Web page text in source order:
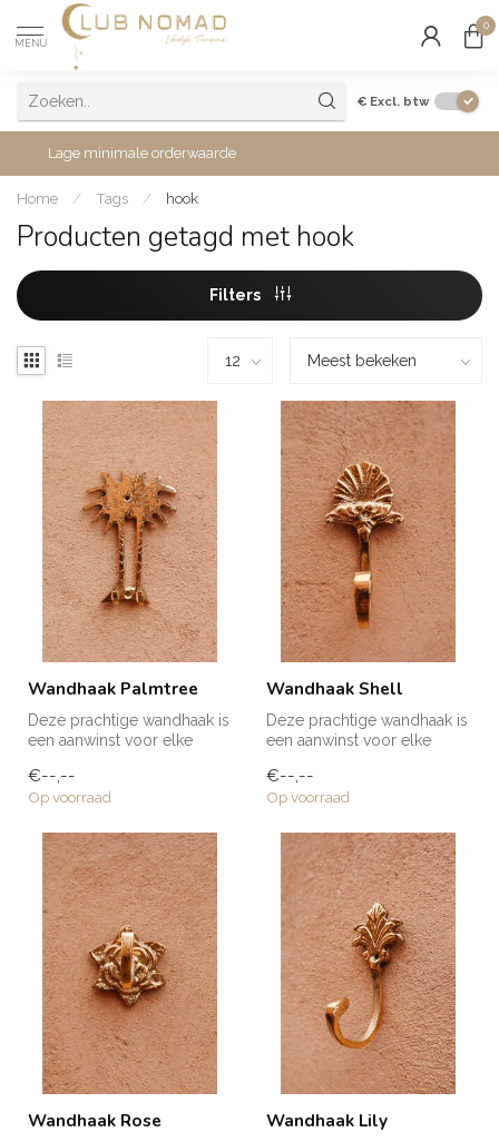
MENU
0
€ Excl. btw
Lage minimale orderwaarde
Home / Tags / hook
Producten getagd met hook
Filters
Wandhaak Palmtree
Deze prachtige wandhaak is
een aanwinst voor elke
handd...
€--,--
Op voorraad
Wandhaak Shell
Deze prachtige wandhaak is
een aanwinst voor elke
handd...
€--,--
Op voorraad
Wandhaak Rose Wandhaak Lily